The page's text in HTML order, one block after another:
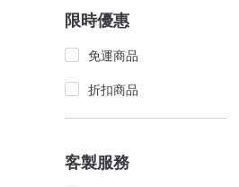
限時優惠
免運商品
折扣商品
客製服務